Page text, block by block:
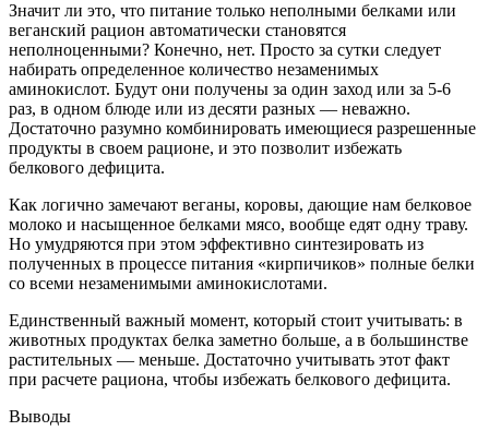
Значит ли это, что питание только неполными белками или
веганский рацион автоматически становятся
неполноценными? Конечно, нет. Просто за сутки следует
набирать определенное количество незаменимых
аминокислот. Будут они получены за один заход или за 5-6
раз, в одном блюде или из десяти разных — неважно.
Достаточно разумно комбинировать имеющиеся разрешенные
продукты в своем рационе, и это позволит избежать
белкового дефицита.
Как логично замечают веганы, коровы, дающие нам белковое
молоко и насыщенное белками мясо, вообще едят одну траву.
Но умудряются при этом эффективно синтезировать из
полученных в процессе питания «кирпичиков» полные белки
со всеми незаменимыми аминокислотами.
Единственный важный момент, который стоит учитывать: в
животных продуктах белка заметно больше, а в большинстве
растительных — меньше. Достаточно учитывать этот факт
при расчете рациона, чтобы избежать белкового дефицита.
Выводы